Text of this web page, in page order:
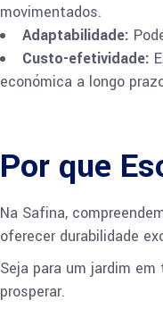
movimentados.
Adaptabilidade:
Custo-efetividade:
económica a longo
Por que
Na Safina,
oferecer durabilidade
Seja para um jardim
prosperar.